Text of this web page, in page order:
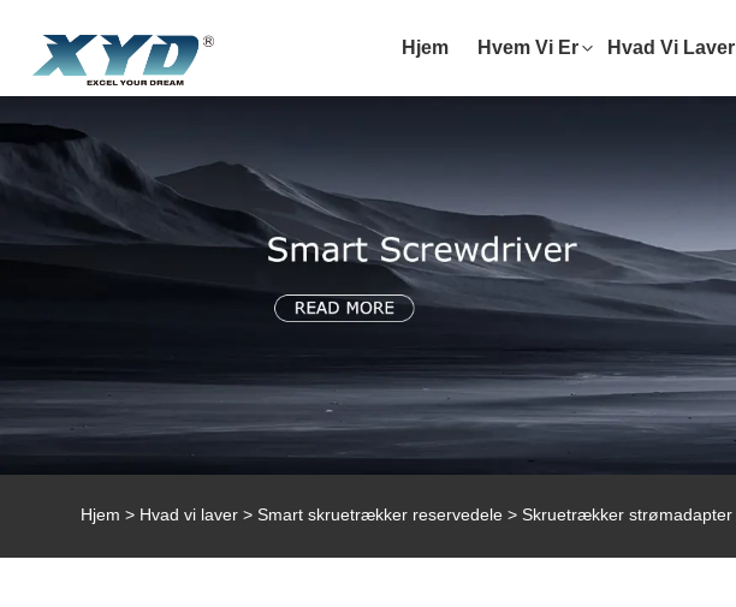
Hjem Hvem Vi Er Hvad Vi Laver
Hjem > Hvad vi laver >Smart skruetrækker reservedele > Skruetrækker strømadapter